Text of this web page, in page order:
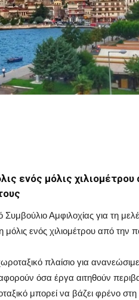
ενός μόλις
Συμβούλιο Αμφιλοχίας για τη
ενός χιλιομέτρου από την
πλαίσιο για
όσα έργα αιτηθούν
μπορεί να βάζει φρένο